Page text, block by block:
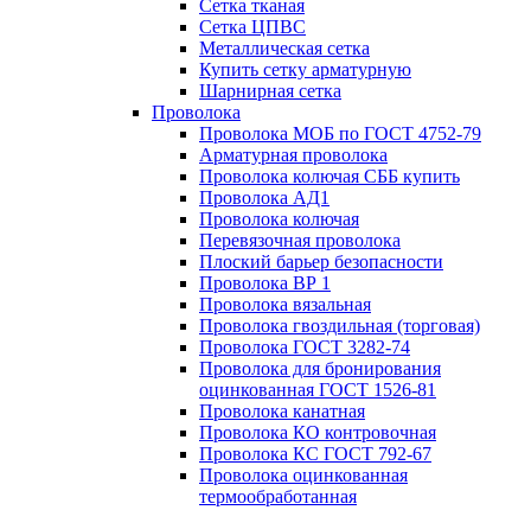
Сетка тканая
Сетка ЦПВС
Металлическая сетка
Купить сетку арматурную
Шарнирная сетка
Проволока
Проволока МОБ по ГОСТ 4752-79
Арматурная проволока
Проволока колючая СББ купить
Проволока АД1
Проволока колючая
Перевязочная проволока
Плоский барьер безопасности
Проволока ВР 1
Проволока вязальная
Проволока гвоздильная (торговая)
Проволока ГОСТ 3282-74
Проволока для бронирования
оцинкованная ГОСТ 1526-81
Проволока канатная
Проволока КО контровочная
Проволока КС ГОСТ 792-67
Проволока оцинкованная
термообработанная